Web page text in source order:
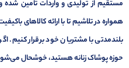
مستقیم از تولیدی و واردات تامین شده
همواره در تلاشیم تا با ارائه کالاهای
بلندمدتی با مشتریان خود برقرار کنیم.
حوزه پوشاک زنانه هستید، خوشحال